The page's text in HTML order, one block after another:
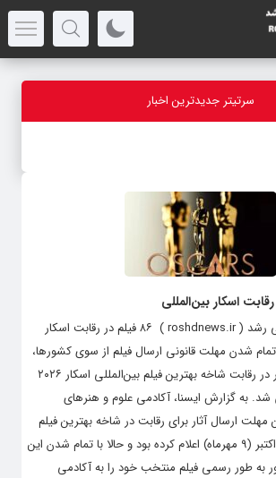
سرتیتر جدیدترین اخبار
پایگاه خبری و تحلیلی رشد ( roshdnews.ir ) ۸۶ فیلم در رقابت اسکار
تمام شدن مهلت قانونی ارسال فیلم از سوی کشورها،
تکلیف فیلم‌های حاضر در رقابت شاخه بهترین فیلم بین‌المللی اسکار ۲۰۲۶
به گزارش ایسنا، آکادمی علوم و هنرهای
مهلت ارسال آثار برای رقابت در شاخه بهترین فیلم
بین‌المللی را روز اول اکتبر (۹ مهرماه) اعلام کرده بود و حالا با تمام شدن این
۸۶ کشور به طور رسمی فیلم منتخب خود را به آکادمی